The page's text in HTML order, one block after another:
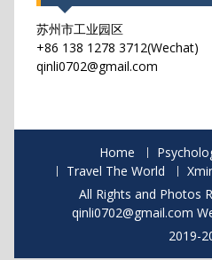
苏州市工业园区
+86 138 1278 3712(Wechat)
qinli0702@gmail.com
Home
Travel The World
All Rights and Photos
qinli0702@gmail.com
2019-